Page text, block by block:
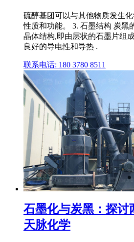
硫醇基团可以与其他物质发生
性质和功能。 3. 石墨结构 炭黑
晶体结构,即由层状的石墨片组
良好的导电性和导热 .
联系电话: 180 3780 8511
石墨化与炭黑：探讨
天脉化学